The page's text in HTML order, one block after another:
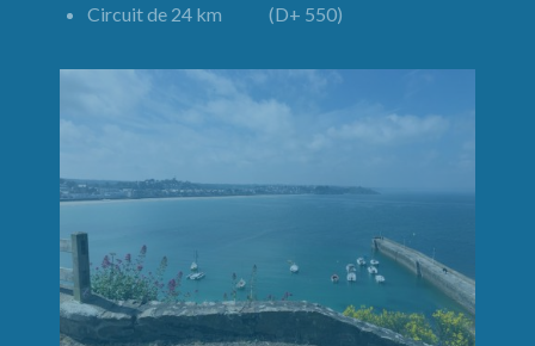
Circuit de 24 km (D+ 550)